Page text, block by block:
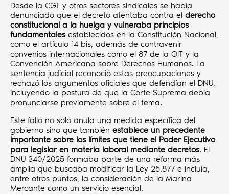
Desde la CGT y otros sectores sindicales se había
denunciado que el decreto atentaba contra el derecho
constitucional a la huelga y vulneraba principios
fundamentalesestablecidos en la Constitución Nacional,
como el artículo 14 bis, además de contravenir
convenios internacionales como el 87 de la OIT y la
Convención Americana sobre Derechos Humanos. La
sentencia judicial reconoció estas preocupaciones y
rechazó los argumentos oficiales que defendían el DNU,
incluyendo la postura de que la Corte Suprema debía
pronunciarse previamente sobre el tema.
Este fallo no solo anula una medida específica del
gobierno sino que también establece un precedente
importante sobre los límites que tiene el Poder Ejecutivo
para legislar en materia laboral mediante decretos. El
DNU 340/2025 formaba parte de una reforma más
amplia que buscaba modificar la Ley 25.877 e incluía,
entre otros puntos, la consideración de la Marina
Mercante como un servicio esencial.